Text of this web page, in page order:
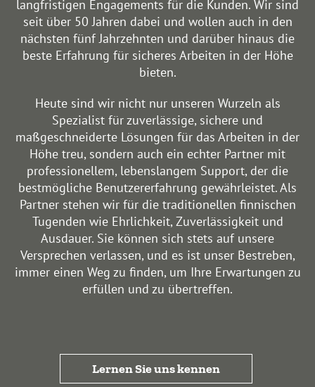
langfristigen Engagements für die Kunden. Wir sind
seit über 50 Jahren dabei und wollen auch in den
nächsten fünf Jahrzehnten und darüber hinaus die
beste Erfahrung für sicheres Arbeiten in der Höhe
bieten.
Heute sind wir nicht nur unseren Wurzeln als
Spezialist für zuverlässige, sichere und
maßgeschneiderte Lösungen für das Arbeiten in der
Höhe treu, sondern auch ein echter Partner mit
professionellem, lebenslangem Support, der die
bestmögliche Benutzererfahrung gewährleistet. Als
Partner stehen wir für die traditionellen finnischen
Tugenden wie Ehrlichkeit, Zuverlässigkeit und
Ausdauer. Sie können sich stets auf unsere
Versprechen verlassen, und es ist unser Bestreben,
immer einen Weg zu finden, um Ihre Erwartungen zu
erfüllen und zu übertreffen.
Lernen Sie uns kennen